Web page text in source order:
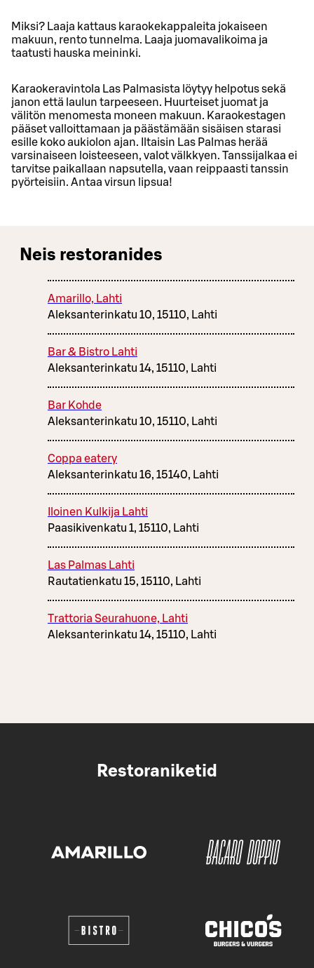
Miksi? Laaja kattaus karaokekappaleita jokaiseen
makuun, rento tunnelma. Laaja juomavalikoima ja
taatusti hauska meininki.
Karaokeravintola Las Palmasista löytyy helpotus sekä
janon että laulun tarpeeseen. Huurteiset juomat ja
välitön menomesta moneen makuun. Karaokestagen
pääset valloittamaan ja päästämään sisäisen starasi
esille koko aukiolon ajan. Iltaisin Las Palmas herää
varsinaiseen loisteeseen, valot välkkyen. Tanssijalkaa ei
tarvitse paikallaan napsutella, vaan reippaasti tanssin
pyörteisiin. Antaa virsun lipsua!
Neis restoranides
Amarillo, Lahti
Aleksanterinkatu 10, 15110, Lahti
Bar & Bistro Lahti
Aleksanterinkatu 14, 15110, Lahti
Bar Kohde
Aleksanterinkatu 10, 15110, Lahti
Coppa eatery
Aleksanterinkatu 16, 15140, Lahti
Iloinen Kulkija Lahti
Paasikivenkatu 1, 15110, Lahti
Las Palmas Lahti
Rautatienkatu 15, 15110, Lahti
Trattoria Seurahuone, Lahti
Aleksanterinkatu 14, 15110, Lahti
Restoraniketid